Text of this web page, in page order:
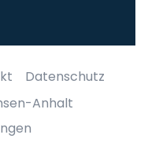
Datenschutz
Anhalt